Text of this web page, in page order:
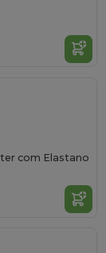
com Elastano